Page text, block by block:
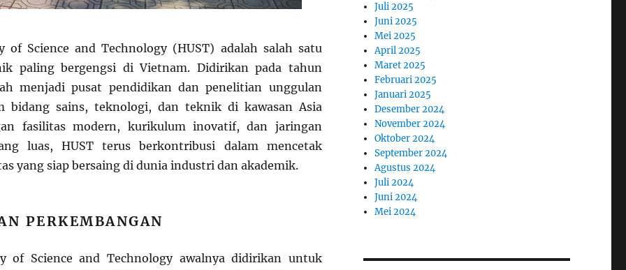
of Science and Technology (HUST) adalah salah satu
paling bergengsi di Vietnam. Didirikan pada tahun
menjadi pusat pendidikan dan penelitian unggulan
bidang sains, teknologi, dan teknik di kawasan Asia
fasilitas modern, kurikulum inovatif, dan jaringan
luas, HUST terus berkontribusi dalam mencetak
yang siap bersaing di dunia industri dan akademik.
PERKEMBANGAN
of Science and Technology awalnya didirikan untuk
Juli 2025
Juni 2025
Mei 2025
April 2025
Maret 2025
Februari 2025
Januari 2025
Desember 2024
November 2024
Oktober 2024
September 2024
Agustus 2024
Juli 2024
Juni 2024
Mei 2024